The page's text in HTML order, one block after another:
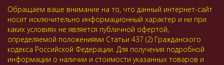
Обращаем ваше внимание на то, что данный интернет-сайт
носит исключительно информационный характер и ни при
каких условиях не является публичной офертой,
определяемой положениями Статьи 437 (2) Гражданского
кодекса Российской Федерации. Для получения подробной
информации о наличии и стоимости указанных товаров и